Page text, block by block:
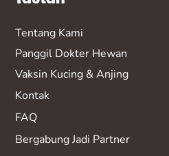
Tentang Kami
Panggil Dokter Hewan
Vaksin Kucing & Anjing
Kontak
FAQ
Bergabung Jadi Partner